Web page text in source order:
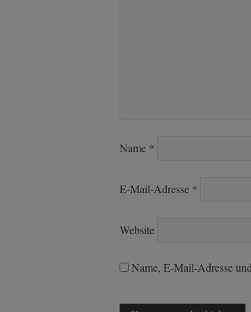
Name *
E-Mail-Adresse *
Website
Name, E-Mail-Adresse